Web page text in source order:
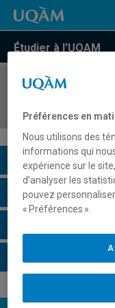
Étudier à l'UQAM
COURS//
Description du
Horaire - Été 2026
Préférences en
Nous utilisons des
informations qui
expérience sur le
d’analyser les
pouvez
« Préférences ».